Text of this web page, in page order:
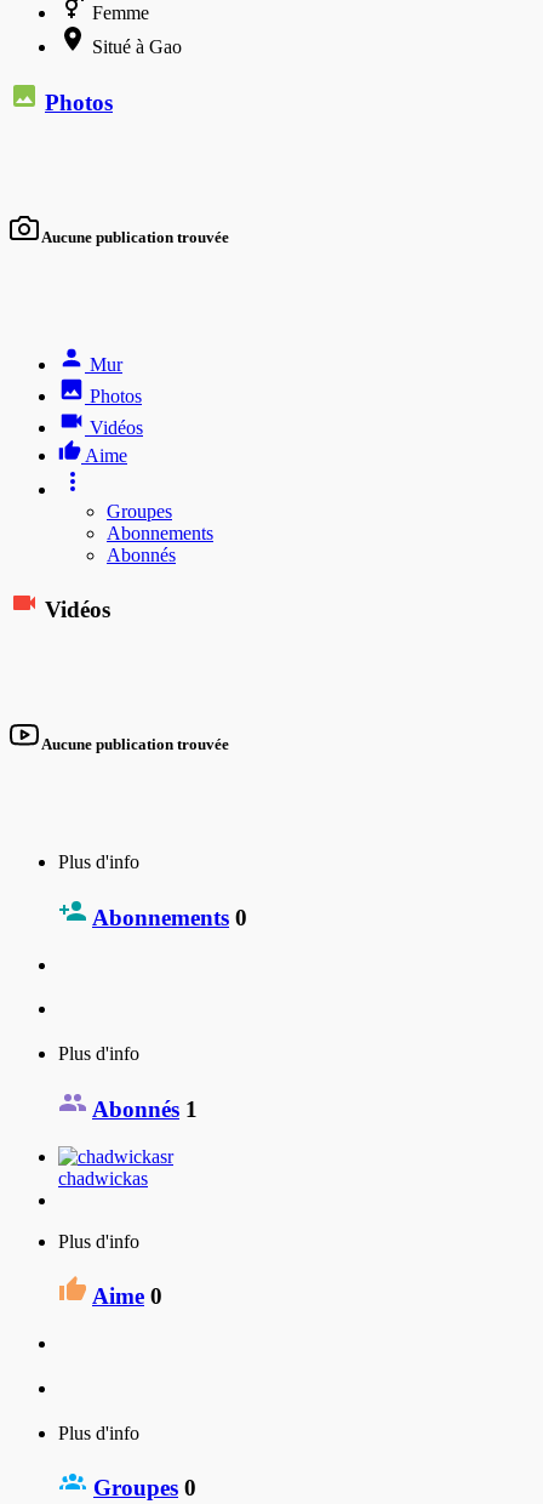
Femme
Situé à Gao
Photos
Aucune publication trouvée
Mur
Photos
Vidéos
Aime
Groupes
Abonnements
Abonnés
Vidéos
Aucune publication trouvée
Plus d'info
Abonnements 0
Plus d'info
Abonnés 1
chadwickas
Plus d'info
Aime 0
Plus d'info
Groupes 0